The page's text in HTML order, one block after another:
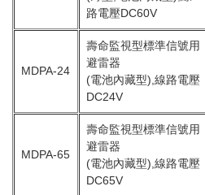
路電壓DC60V
MDPA-24
壽命監視型標準信號用
避雷器
(電池內藏型),線路電壓
DC24V
MDPA-65
壽命監視型標準信號用
避雷器
(電池內藏型),線路電壓
DC65V